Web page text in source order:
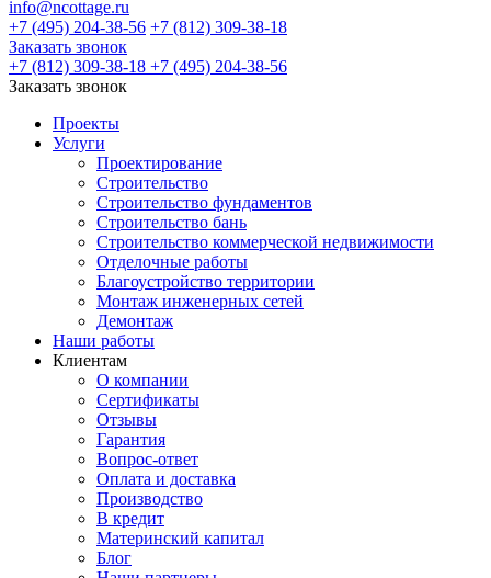
info@ncottage.ru
+7 (495) 204-38-56 +7 (812) 309-38-18
Заказать звонок
+7 (812) 309-38-18 +7 (495) 204-38-56
Заказать звонок
Проекты
Услуги
Проектирование
Строительство
Строительство фундаментов
Строительство бань
Строительство коммерческой недвижимости
Отделочные работы
Благоустройство территории
Монтаж инженерных сетей
Демонтаж
Наши работы
Клиентам
О компании
Сертификаты
Отзывы
Гарантия
Вопрос-ответ
Оплата и доставка
Производство
В кредит
Материнский капитал
Блог